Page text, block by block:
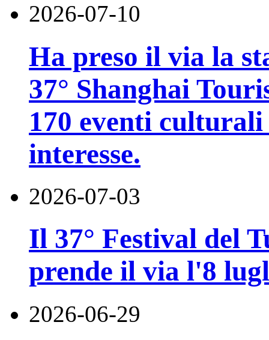
2026-07-10
Ha preso il via la
37° Shanghai
170 eventi
interesse.
2026-07-03
Il 37° Festival del
prende il via l'8
2026-06-29